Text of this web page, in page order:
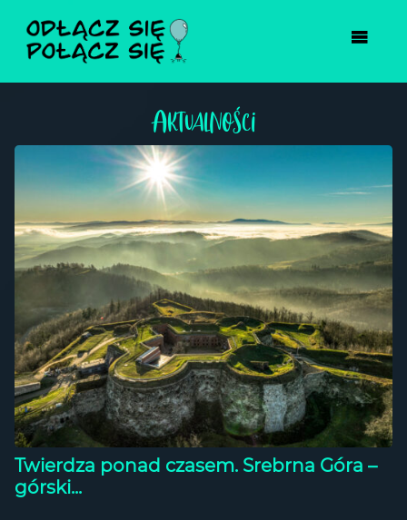
Aktualności
Twierdza ponad czasem. Srebrna Góra –
górski...